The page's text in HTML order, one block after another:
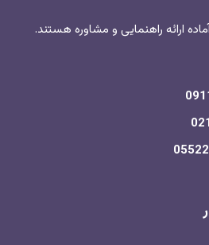
ارائه راهنمایی و مشاوره هستند.